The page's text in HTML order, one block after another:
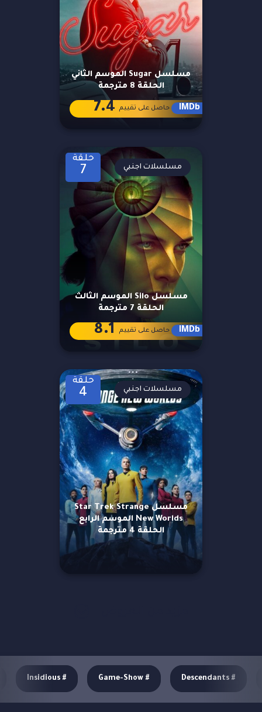
مسلسل Sugar الموسم الثاني
الحلقة 8 مترجمة
IMDb حاصل على تقييم 7.4
حلقة
7
مسلسل Silo الموسم الثالث
الحلقة 7 مترجمة
مسلسلات اجنبي
IMDb حاصل على تقييم 8.1
حلقة
4
مسلسل Star Trek Strange
New Worlds الموسم الرابع
الحلقة 4 مترجمة
مسلسلات اجنبي
#
Descendants
#
Game-Show
#
Insidious